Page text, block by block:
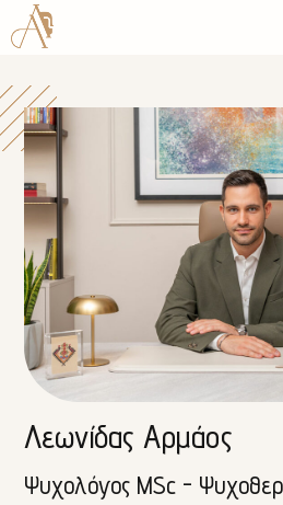
Λεωνίδας Αρμάος
Ψυχολόγος MSc -